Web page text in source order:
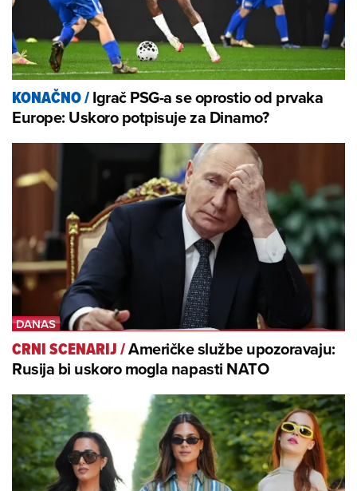
KONAČNO/Igrač PSG-a se oprostio od prvaka
Europe: Uskoro potpisuje za Dinamo?
CRNI SCENARIJ/Američke službe upozoravaju:
Rusija bi uskoro mogla napasti NATO